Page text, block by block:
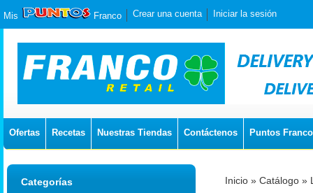
Mis Franco Crear una cuenta Iniciar la sesión
Ofertas Recetas Nuestras Tiendas Contáctenos Puntos Franco
Inicio » Catálogo »
Categorías